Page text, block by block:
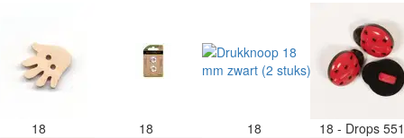
18 18 18 18 - Drops